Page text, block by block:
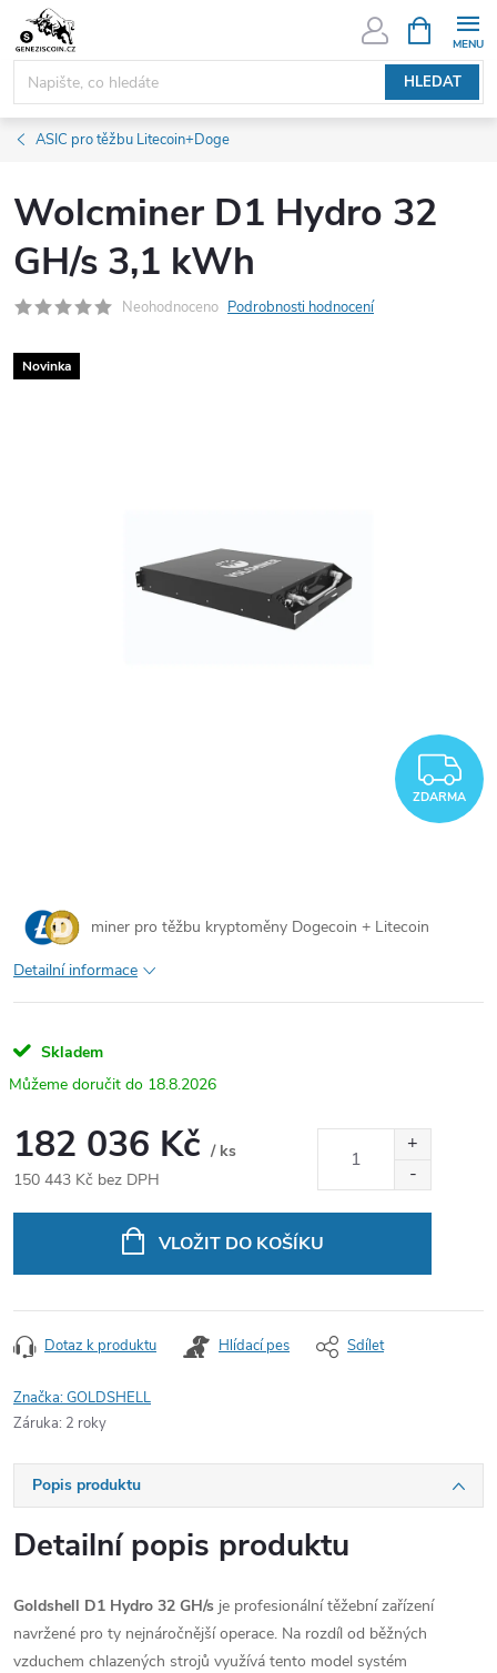
obsah
HLEDAT
NÁKUPNÍ
KOŠÍK
ASIC pro těžbu Litecoin+Doge
Wolcminer D1 Hydro 32
GH/s 3,1 kWh
Neohodnoceno Podrobnosti hodnocení
Novinka
ZDARMA
miner pro těžbu kryptoměny Dogecoin + Litecoin
Detailní informace
Skladem
18.8.2026
182 036 Kč / ks
150 443 Kč bez DPH
VLOŽIT DO KOŠÍKU
Dotaz k produktu Hlídací pes Sdílet
Značka:GOLDSHELL
Záruka: 2 roky
Popis produktu
Detailní popis produktu
Goldshell D1 Hydro 32 GH/s je profesionální těžební zařízení
navržené pro ty nejnáročnější operace. Na rozdíl od běžných
vzduchem chlazených strojů využívá tento model systém